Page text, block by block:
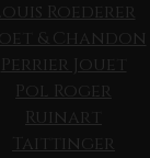
Roederer
& Chandon
Perrier Jouet
Pol Roger
Ruinart
Taittinger